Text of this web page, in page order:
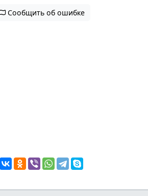
Сообщить об ошибке